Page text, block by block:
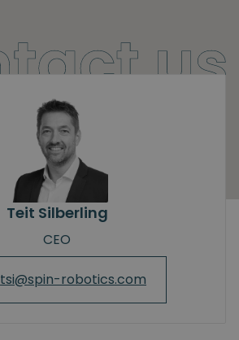
Teit Silberling
CEO
tsi@spin-robotics.com